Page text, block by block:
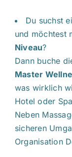
Du suchst
und möchtest
Niveau?
Dann buche
Master
was wirklich
Hotel oder
Neben
sicheren
Organisation